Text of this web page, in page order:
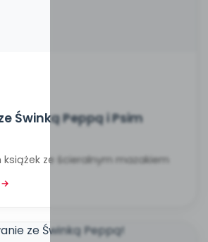
Świnką Peppą i Psim
książek ze ścieralnym mazakiem
→